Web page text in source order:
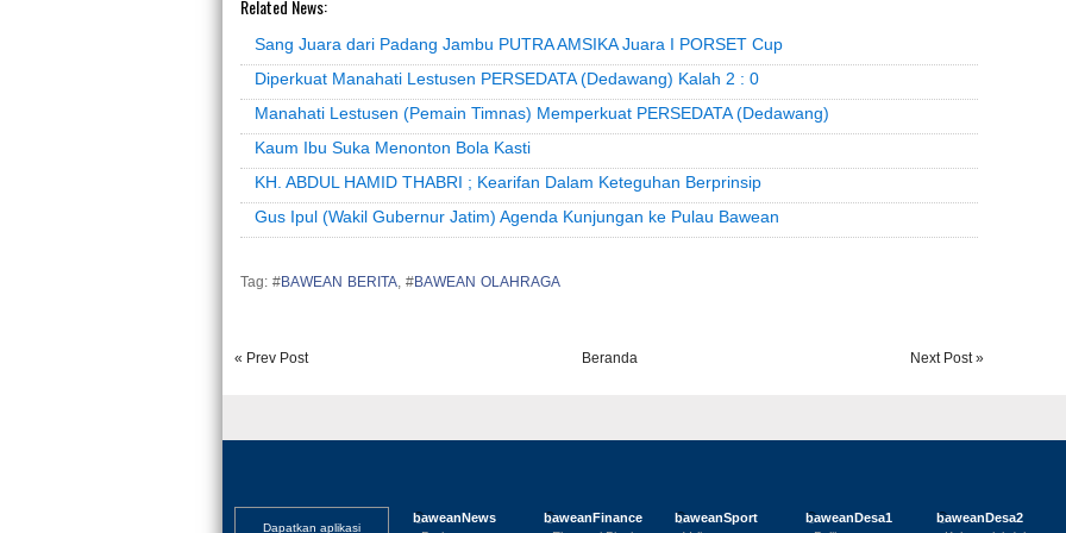
Related News:
Sang Juara dari Padang Jambu PUTRA AMSIKA Juara I PORSET Cup
Diperkuat Manahati Lestusen PERSEDATA (Dedawang) Kalah 2 : 0
Manahati Lestusen (Pemain Timnas) Memperkuat PERSEDATA (Dedawang)
Kaum Ibu Suka Menonton Bola Kasti
KH. ABDUL HAMID THABRI ; Kearifan Dalam Keteguhan Berprinsip
Gus Ipul (Wakil Gubernur Jatim) Agenda Kunjungan ke Pulau Bawean
Tag: #BAWEAN BERITA , #BAWEAN OLAHRAGA
« Prev Post Next Post »
Beranda
Dapatkan aplikasi
baweanNews
baweanFinance
baweanSport
baweanDesa1
baweanDesa2